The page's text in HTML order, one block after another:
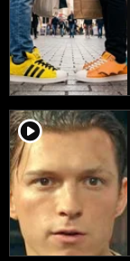
player2